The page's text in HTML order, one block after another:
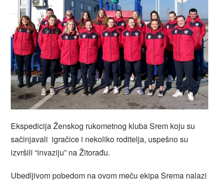
Ekspedicija Ženskog rukometnog kluba Srem koju su
sačinjavali igračice i nekoliko roditelja, uspešno su
izvršili “invaziju” na Žitorađu.
Ubedljivom pobedom na ovom meču ekipa Srema nalazi